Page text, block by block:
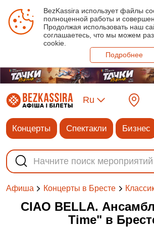
BezKassira использует файлы
полноценной работы и
Продолжая использовать наш
соглашаетесь, что мы можем
cookie.
Подробнее
Ru
Концерты Спектакли Бизнес
Афиша Концерты в Бресте
CIAO BELLA.
Time" в